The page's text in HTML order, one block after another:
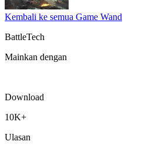
Kembali ke semua Game Wand
BattleTech
Mainkan dengan
Download
10K+
Ulasan